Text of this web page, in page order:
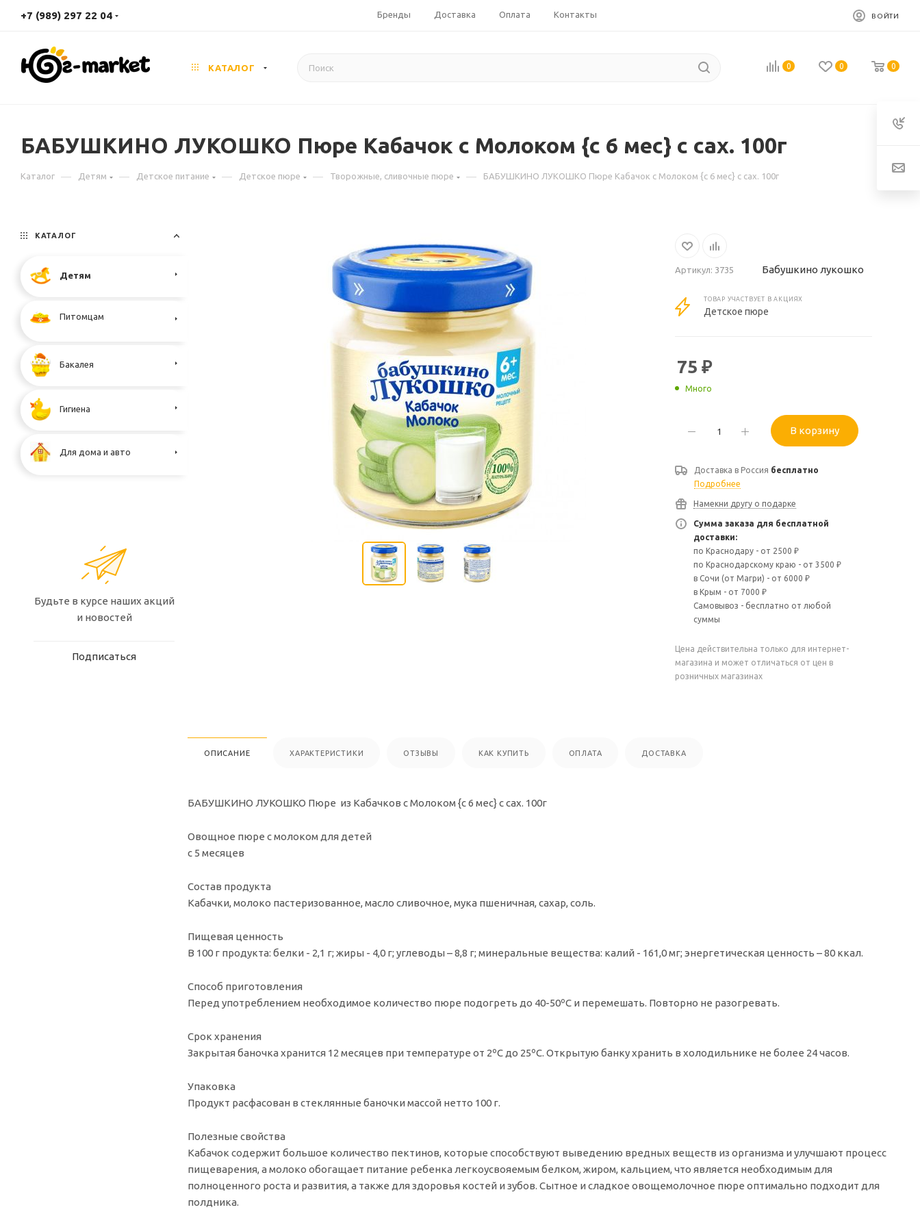
+7 (989) 297 22 04 Бренды Доставка Оплата Контакты ВОЙТИ
КАТАЛОГ 0 0 0
БАБУШКИНО ЛУКОШКО Пюре Кабачок с Молоком {с 6 мес} с сах. 100г
Каталог — Детям — Детское питание — Детское пюре — Творожные, сливочные пюре — БАБУШКИНО ЛУКОШКО Пюре Кабачок с Молоком {с 6 мес} с сах. 100г
Артикул: 3735 Бабушкино лукошко
ТОВАР УЧАСТВУЕТ В АКЦИЯХ
Детское пюре
75 ₽
Много
В корзину
Доставка в Россия бесплатно
Подробнее
Намекни другу о подарке
Сумма заказа для бесплатной
доставки:
по Краснодару - от 2500 ₽
по Краснодарскому краю - от 3500 ₽
в Сочи (от Магри) - от 6000 ₽
в Крым - от 7000 ₽
Самовывоз - бесплатно от любой
суммы
Цена действительна только для интернет-
магазина и может отличаться от цен в
розничных магазинах
ОПИСАНИЕ ХАРАКТЕРИСТИКИ ОТЗЫВЫ КАК КУПИТЬ ОПЛАТА ДОСТАВКА
БАБУШКИНО ЛУКОШКО Пюре из Кабачков с Молоком {с 6 мес} с сах. 100г
Овощное пюре с молоком для детей
с 5 месяцев
Состав продукта
Кабачки, молоко пастеризованное, масло сливочное, мука пшеничная, сахар, соль.
Пищевая ценность
В 100 г продукта: белки - 2,1 г; жиры - 4,0 г; углеводы – 8,8 г; минеральные вещества: калий - 161,0 мг; энергетическая ценность – 80 ккал.
Способ приготовления
Перед употреблением необходимое количество пюре подогреть до 40-50ºC и перемешать. Повторно не разогревать.
Срок хранения
Закрытая баночка хранится 12 месяцев при температуре от 2ºC до 25ºC. Открытую банку хранить в холодильнике не более 24 часов.
Упаковка
Продукт расфасован в стеклянные баночки массой нетто 100 г.
Полезные свойства
Кабачок содержит большое количество пектинов, которые способствуют выведению вредных веществ из организма и улучшают процесс
пищеварения, а молоко обогащает питание ребенка легкоусвояемым белком, жиром, кальцием, что является необходимым для
полноценного роста и развития, а также для здоровья костей и зубов. Сытное и сладкое овощемолочное пюре оптимально подходит для
полдника.
КАТАЛОГ
Детям
Питомцам
Бакалея
Гигиена
Для дома и авто
Будьте в курсе наших акций
и новостей
Подписаться